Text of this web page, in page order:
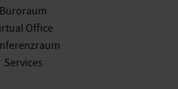
Büroraum
Office
Services